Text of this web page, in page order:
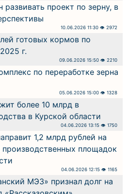
проект по зерну, в
10.06.2026 11:30 👁 2972
готовых кормов по
г.
09.06.2026 15:50 👁 2210
по переработке зерна
05.06.2026 15:00 👁 1328
более 10 млрд в
в Курской области
04.06.2026 13:15 👁 1750
1,2 млрд рублей на
площадок
04.06.2026 12:15 👁 1165
МЭЗ» признал долг на